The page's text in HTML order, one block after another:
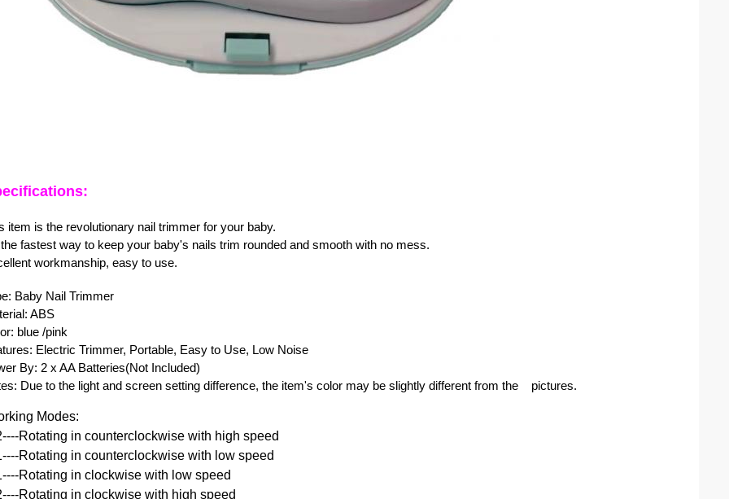
is the revolutionary nail trimmer for your baby.
fastest way to keep your baby's nails trim rounded and smooth with no mess.
workmanship, easy to use.
Baby Nail Trimmer
ABS
blue /pink
Electric Trimmer, Portable, Easy to Use, Low Noise
By: 2 x AA Batteries(Not Included)
Due to the light and screen setting difference, the item's color may be slightly different from the pictures.
Modes:
Rotating in counterclockwise with high speed
Rotating in counterclockwise with low speed
Rotating in clockwise with low speed
Rotating in clockwise with high speed